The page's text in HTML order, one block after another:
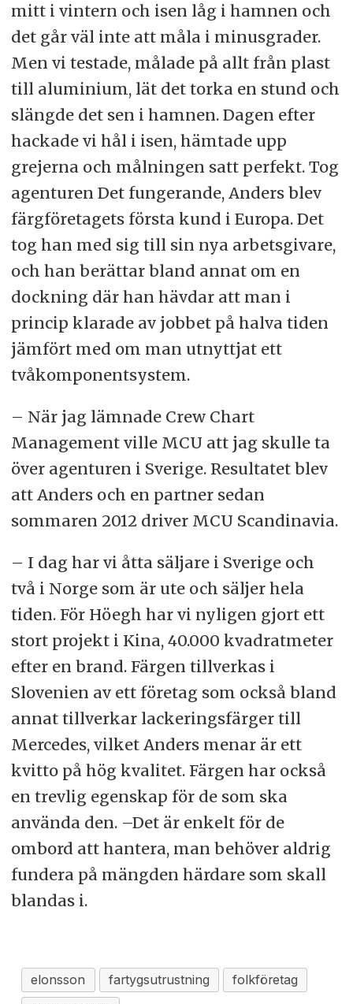
mitt i vintern och isen låg i hamnen och
det går väl inte att måla i minusgrader.
Men vi testade, målade på allt från plast
till aluminium, lät det torka en stund och
slängde det sen i hamnen. Dagen efter
hackade vi hål i isen, hämtade upp
grejerna och målningen satt perfekt. Tog
agenturen Det fungerande, Anders blev
färgföretagets första kund i Europa. Det
tog han med sig till sin nya arbetsgivare,
och han berättar bland annat om en
dockning där han hävdar att man i
princip klarade av jobbet på halva tiden
jämfört med om man utnyttjat ett
tvåkomponentsystem.
– När jag lämnade Crew Chart
Management ville MCU att jag skulle ta
över agenturen i Sverige. Resultatet blev
att Anders och en partner sedan
sommaren 2012 driver MCU Scandinavia.
– I dag har vi åtta säljare i Sverige och
två i Norge som är ute och säljer hela
tiden. För Höegh har vi nyligen gjort ett
stort projekt i Kina, 40.000 kvadratmeter
efter en brand. Färgen tillverkas i
Slovenien av ett företag som också bland
annat tillverkar lackeringsfärger till
Mercedes, vilket Anders menar är ett
kvitto på hög kvalitet. Färgen har också
en trevlig egenskap för de som ska
använda den. –Det är enkelt för de
ombord att hantera, man behöver aldrig
fundera på mängden härdare som skall
blandas i.
elonsson fartygsutrustning
folkföretag